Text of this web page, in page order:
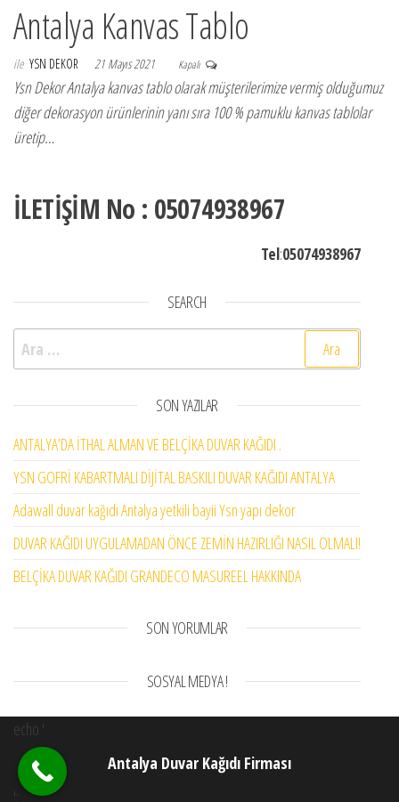
Antalya Kanvas Tablo
ile YSN DEKOR 21 Mayıs 2021 Kapalı
Ysn Dekor Antalya kanvas tablo olarak müşterilerimize vermiş olduğumuz
diğer dekorasyon ürünlerinin yanı sıra 100 % pamuklu kanvas tablolar
üretip…
İLETİŞİM No : 05074938967
Tel:05074938967
SEARCH
Arama:
SON YAZILAR
ANTALYA’DA İTHAL ALMAN VE BELÇİKA DUVAR KAĞIDI .
YSN GOFRİ KABARTMALI DİJİTAL BASKILI DUVAR KAĞIDI ANTALYA
Adawall duvar kağıdı Antalya yetkili bayii Ysn yapı dekor
DUVAR KAĞIDI UYGULAMADAN ÖNCE ZEMİN HAZIRLIĞI NASIL OLMALI!
BELÇİKA DUVAR KAĞIDI GRANDECO MASUREEL HAKKINDA
SON YORUMLAR
SOSYAL MEDYA !
echo '
Antalya Duvar Kağıdı Firması
';